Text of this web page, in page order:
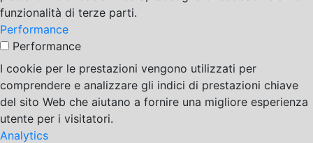
funzionalità di terze parti.
Performance
Performance
I cookie per le prestazioni vengono utilizzati per
comprendere e analizzare gli indici di prestazioni chiave
del sito Web che aiutano a fornire una migliore esperienza
utente per i visitatori.
Analytics